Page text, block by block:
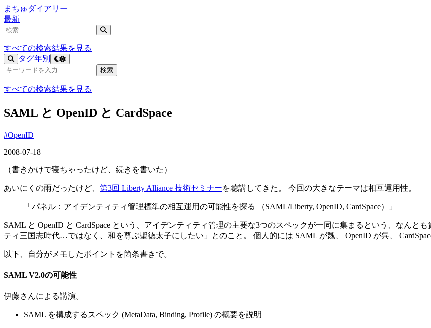
まちゅダイアリー
最新
記事を検索
すべての検索結果を見る
タグ年別
記事を検索
検索
すべての検索結果を見る
SAML と OpenID と CardSpace
#OpenID
2008-07-18
（書きかけで寝ちゃったけど、続きを書いた）
あいにくの雨だったけど、 第3回 Liberty Alliance 技術セミナーを聴講してきた。 今回の大きなテーマは相互運用性。
「パネル：アイデンティティ管理標準の相互運用の可能性を探る （SAML/Liberty, OpenID, CardSpace）」
SAML と OpenID と CardSpace という、アイデンティティ管理の主要な3つのスペックが一同に集まるという、なんと
ティ三国志時代…ではなく、和を尊ぶ聖徳太子にしたい」とのこと。 個人的には SAML が魏、 OpenID が呉、
以下、自分がメモしたポイントを箇条書きで。
SAML V2.0の可能性
伊藤さんによる講演。
SAML を構成するスペック (MetaData, Binding, Profile) の概要を説明